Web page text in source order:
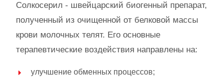
Солкосерил - швейцарский биогенный препарат,
полученный из очищенной от белковой массы
крови молочных телят. Его основные
терапевтические воздействия направлены на:
улучшение обменных процессов;